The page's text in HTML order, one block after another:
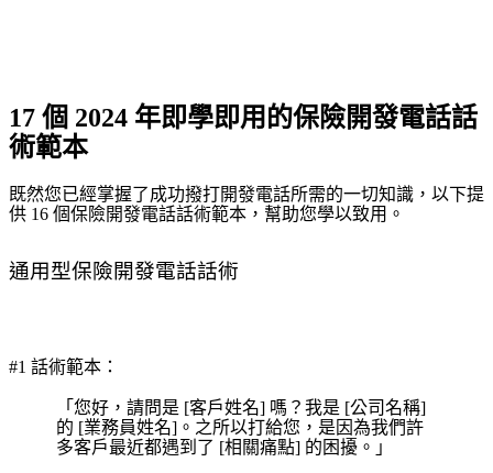
17 個 2024 年即學即用的保險開發電話話
術範本
既然您已經掌握了成功撥打開發電話所需的一切知識，以下提
供 16 個保險開發電話話術範本，幫助您學以致用。
通用型保險開發電話話術
#1 話術範本：
「您好，請問是 [客戶姓名] 嗎？我是 [公司名稱]
的 [業務員姓名]。之所以打給您，是因為我們許
多客戶最近都遇到了 [相關痛點] 的困擾。」